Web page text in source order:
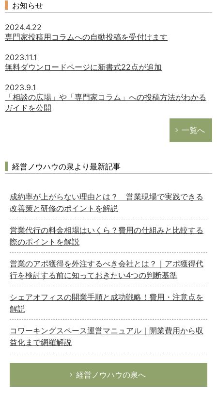
お知らせ
2024.4.22
専門家投稿用コラムへの自動投稿を受付けます
2023.11.1
無料ダウンロードページに新書式22点が追加
2023.9.1
「相談の広場」や「専門家コラム」への投稿方法がわかる
ガイドを公開
一覧へ
経営ノウハウの泉より最新記事
成約率が上がらない理由とは？ 営業現場で実践できる
改善策と研修のポイントを解説
営業代行の料金相場はいくら？費用の仕組みと比較する
際のポイントを解説
営業のアポ獲得を外注するべき会社とは？｜アポ獲得代
行を検討する前に知っておきたい4つの判断基準
シェアオフィスの開業手順と成功戦略！費用・注意点を
解説
コワーキングスペース運営マニュアル｜開業費用から収
益化まで網羅解説
経営ノウハウの泉へ